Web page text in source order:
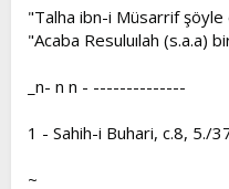
"Talha ibn-i Müsarrif
"Acaba Resuluılah (s.a.a)
_n- n n - --------------
1 - Sahih-i Buhari, c.8, 5./
~